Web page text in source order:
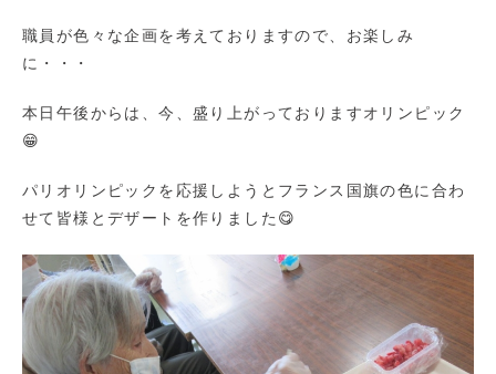
職員が色々な企画を考えておりますので、お楽しみ
に・・・
本日午後からは、今、盛り上がっておりますオリンピック
😁
パリオリンピックを応援しようとフランス国旗の色に合わ
せて皆様とデザートを作りました😋